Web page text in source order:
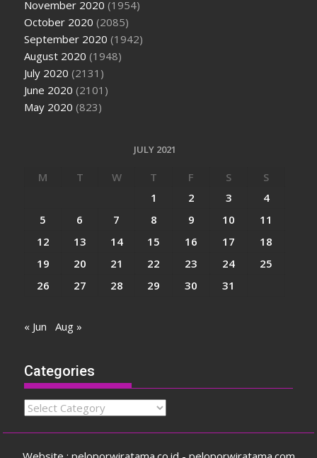
November 2020 (1954)
October 2020 (2085)
September 2020 (1942)
August 2020 (1948)
July 2020 (2131)
June 2020 (2101)
May 2020 (823)
JULY 2021
M T W T F S
S
1
2 3
4
5
6 7 8 9 10
11
12
13 14 15 16 17
18
19
20 21 22 23 24
25
26
27 28 29 30 31
« Jun Aug »
Categories
Categories